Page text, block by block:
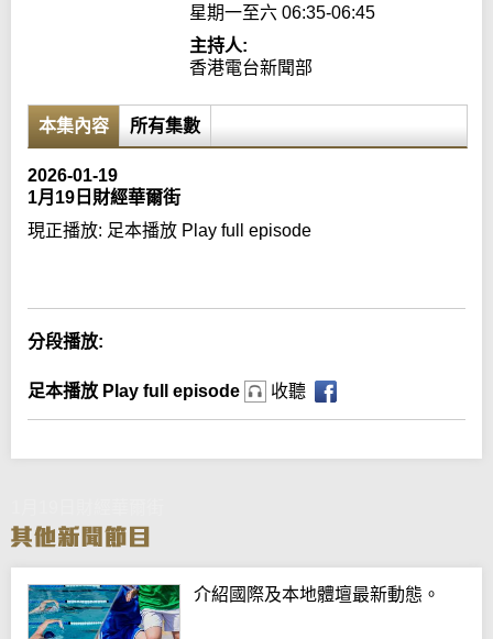
星期一至六 06:35-06:45
主持人:
香港電台新聞部
本集內容 所有集數
2026-01-19
1月19日財經華爾街
現正播放: 足本播放 Play full episode
分段播放:
足本播放 Play full episode 收聽
介紹國際及本地體壇最新動態。